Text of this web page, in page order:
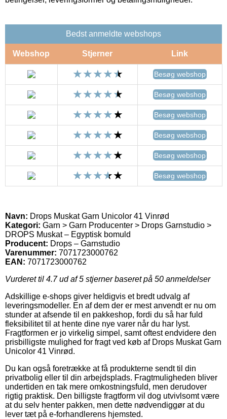
Bedst anmeldte webshops
Webshop Stjerner Link
Besøg webshop
Besøg webshop
Besøg webshop
Besøg webshop
Besøg webshop
Besøg webshop
Navn: Drops Muskat Garn Unicolor 41 Vinrød
Kategori: Garn > Garn Producenter > Drops Garnstudio >
DROPS Muskat – Egyptisk bomuld
Producent: Drops – Garnstudio
Varenummer: 7071723000762
EAN: 7071723000762
Vurderet til 4.7ud af 5 stjerner baseret på 50 anmeldelser
Adskillige e-shops giver heldigvis et bredt udvalg af
leveringsmodeller. En af dem der er mest anvendt er nu om
stunder at afsende til en pakkeshop, fordi du så har fuld
fleksibilitet til at hente dine nye varer når du har lyst.
Fragtformen er jo virkelig simpel, samt oftest endvidere den
prisbilligste mulighed for fragt ved køb af Drops Muskat Garn
Unicolor 41 Vinrød.
Du kan også foretrække at få produkterne sendt til din
privatbolig eller til din arbejdsplads. Fragtmuligheden bliver
undertiden en tak mere omkostningsfuld, men derudover
rigtig praktisk. Den billigste fragtform vil dog utvivlsomt være
at du selv henter pakken, men dette nødvendiggør at du
lever tæt på e-forhandlerens hjemsted.